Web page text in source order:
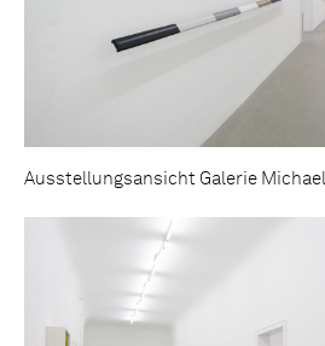
Ausstellungsansicht Galerie